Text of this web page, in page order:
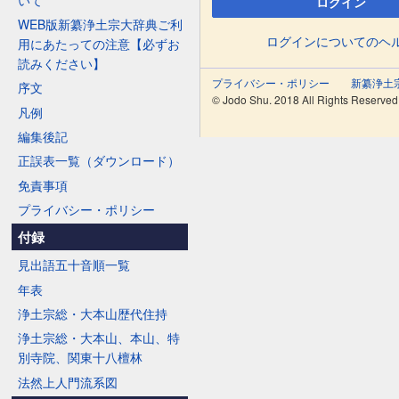
WEB版新纂浄土宗大辞典ご利
用にあたっての注意【必ずお
読みください】
序文
凡例
編集後記
正誤表一覧（ダウンロード）
免責事項
プライバシー・ポリシー
付録
見出語五十音順一覧
年表
浄土宗総・大本山歴代住持
浄土宗総・大本山、本山、特
別寺院、関東十八檀林
法然上人門流系図
ログインについてのヘ
プライバシー・ポリシー 新纂浄土
© Jodo Shu. 2018 All Rights Reserved.